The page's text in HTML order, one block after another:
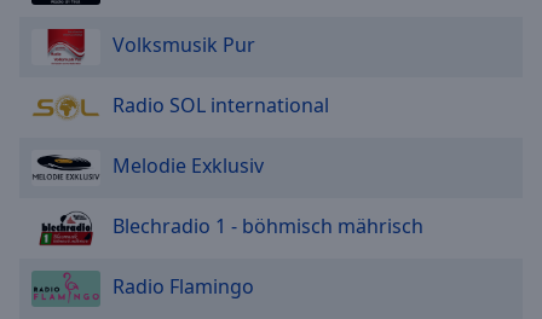
Volksmusik Pur
Radio SOL international
Melodie Exklusiv
Blechradio 1 - böhmisch mährisch
Radio Flamingo